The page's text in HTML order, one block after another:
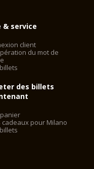
& service
client
du mot de
des billets
cadeaux pour Milano